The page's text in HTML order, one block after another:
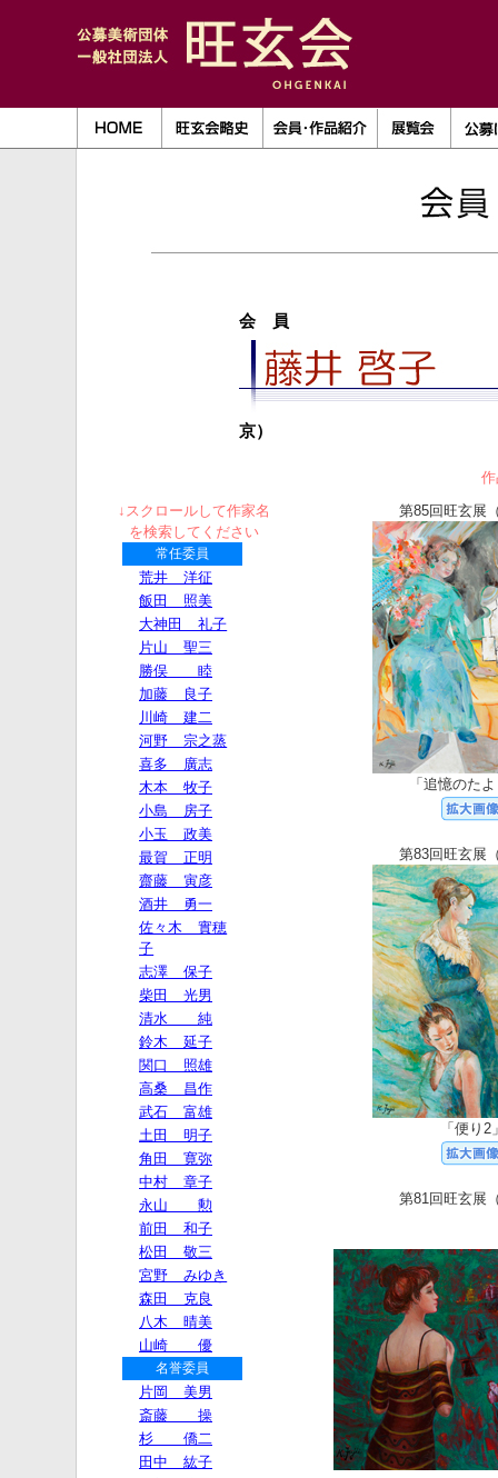
会 員
京）
↓スクロールして作家名
を検索してください
第85回旺玄展
「追憶のた
第83回旺玄展
「便り2
第81回旺玄展